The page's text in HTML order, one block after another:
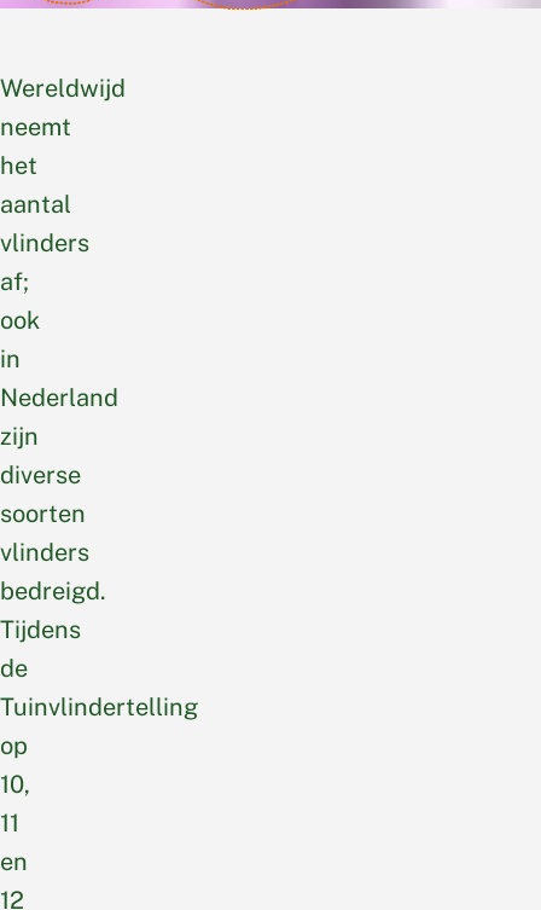
Wereldwijd
neemt
het
aantal
vlinders
af;
ook
in
Nederland
zijn
diverse
soorten
vlinders
bedreigd.
Tijdens
de
Tuinvlindertelling
op
10,
11
en
12